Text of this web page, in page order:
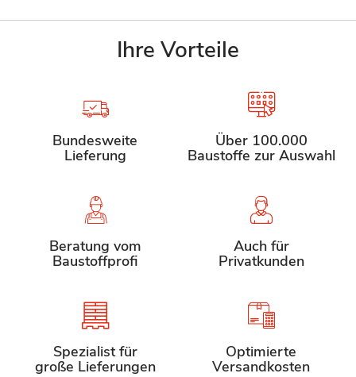
Ihre Vorteile
Bundesweite
Lieferung
Über 100.000
Baustoffe zur Auswahl
Beratung vom
Baustoffprofi
Auch für
Privatkunden
Spezialist für
große Lieferungen
Optimierte
Versandkosten